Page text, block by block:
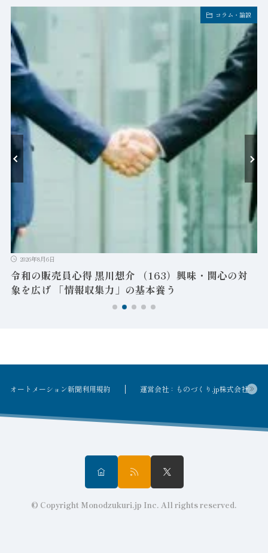
コラム・論説
2026年8月6日
令和の販売員心得 黒川想介 （163）興味・関心の対
象を広げ 「情報収集力」の基本養う
オートメーション新聞利用規約 運営会社：ものづくり.jp株式会社
© Copyright Monodzukuri.jp Inc. All rights reserved.